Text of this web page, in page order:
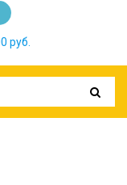
руб.